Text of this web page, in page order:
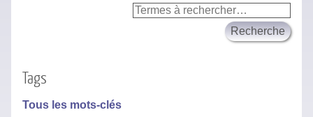
Tags
Tous les mots-clés